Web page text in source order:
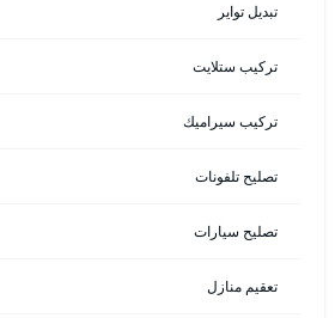
تبديل تواير
تركيب ستلايت
تركيب سيراميك
تصليح تلفونات
تصليح سيارات
تعقيم منازل